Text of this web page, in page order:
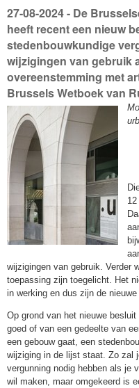
27-08-2024- De
heeft recent een nieuw
stedenbouwkundige
wijzigingen van gebruik
overeenstemming met
Brussels Wetboek van
wijzigingen van gebruik. Verder
toepassing zijn toegelicht. Het
in werking en dus zijn de
Op grond van het nieuwe
goed of van een gedeelte van
een gebouw gaat, een
wijziging in de lijst staat. Zo zal
vergunning nodig hebben als je
wil maken, maar omgekeerd is